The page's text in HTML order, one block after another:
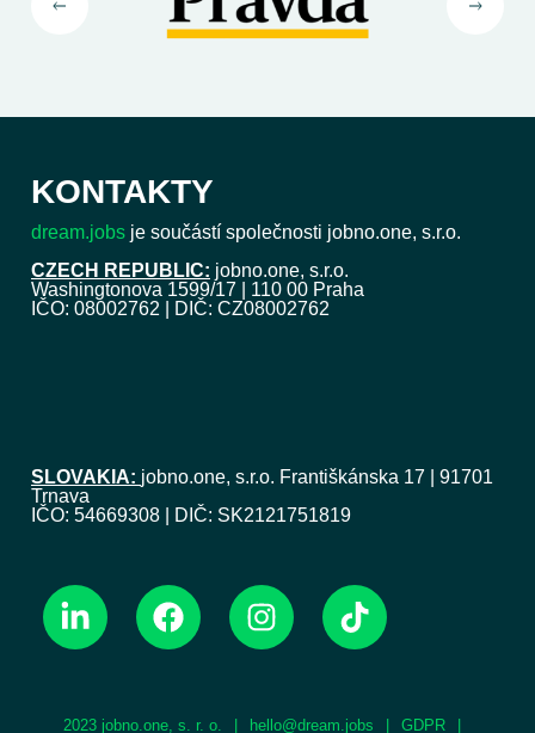
KONTAKTY
dream.jobs je součástí společnosti jobno.one, s.r.o.
CZECH REPUBLIC: jobno.one, s.r.o.
Washingtonova 1599/17 | 110 00 Praha
IČO: 08002762 | DIČ: CZ08002762
SLOVAKIA: jobno.one, s.r.o. Františkánska 17 | 91701
Trnava
IČO: 54669308 | DIČ: SK2121751819
2023 jobno.one, s. r. o. hello@dream.jobs GDPR